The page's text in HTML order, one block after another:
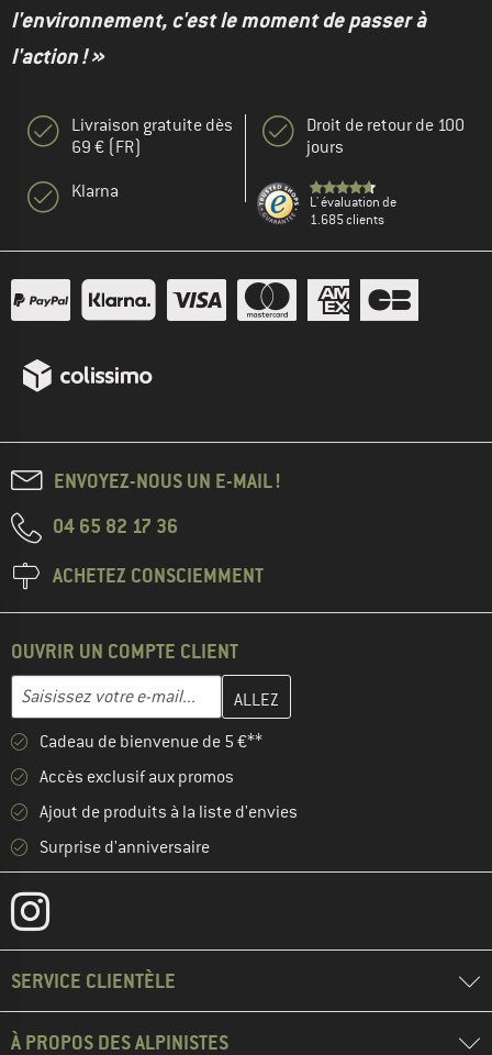
l'environnement, c'est le moment de passer à
l'action ! »
Livraison gratuite dès
69 € (FR)
Klarna
Droit de retour de 100
jours
L' évaluation de
1.685 clients
ENVOYEZ-NOUS UN E-MAIL !
04 65 82 17 36
ACHETEZ CONSCIEMMENT
OUVRIR UN COMPTE CLIENT
Adresse e-mail
Entrez votre adresse e-mail ici et créez votre compte client à la
Cadeau de bienvenue de 5 €**
Accès exclusif aux promos
Ajout de produits à la liste d'envies
Surprise d'anniversaire
SERVICE CLIENTÈLE
À PROPOS DES ALPINISTES